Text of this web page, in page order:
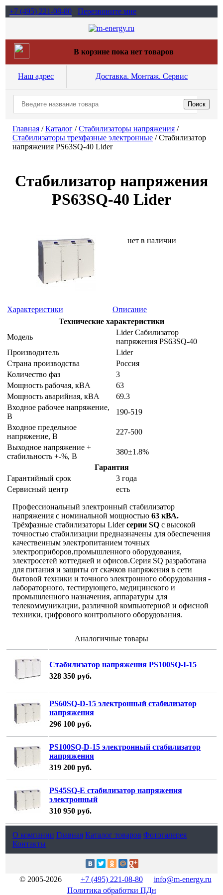
+7 (495) 221-08-80 Перезвоните мне
В корзине пока нет товаров
Наш адрес Доставка. Монтаж. Сервис
Главная /Каталог /Стабилизаторы напряжения /
Стабилизаторы трехфазные электронные /Стабилизатор
напряжения PS63SQ-40 Lider
Стабилизатор напряжения
PS63SQ-40 Lider
нет в наличии
Характеристики
Описание
Технические характеристики
Модель
Lider Сабилизатор
напряжения PS63SQ-40
Производитель
Lider
Страна производства
Россия
Количество фаз
3
Мощность рабочая, кВA
63
Мощность аварийная, кВA
69.3
Входное рабочее напряжение,
В
190-519
Входное предельное
напряжение, В
227-500
Выходное напряжение +
стабильность +-%, В
380±1.8%
Гарантия
Гарантийный срок
3 года
Сервисный центр
есть
Профессиональный электронный стабилизатор
напряжения с номинальной мощностью 63 кВА.
Трёхфазные стабилизаторы Liderсерии SQ с высокой
точностью стабилизации предназначены для обеспечения
качественным электропитанием точных
электроприборов,промышленного оборудования,
электросетей коттеджей и офисов.Серия SQ разработана
для питания и защиты от скачков напряжения в сети
бытовой техники и точного электронного оборудования -
лабораторного, тестирующего, медицинского и
промышленного назначения, аппаратуры для
телекоммуникации, различной компьютерной и офисной
техники, цифрового контрольного оборудования.
Аналогичные товары
Стабилизатор напряжения PS100SQ-I-15
328 350 руб.
PS60SQ-D-15 электронный стабилизатор
напряжения
296 100 руб.
PS100SQ-D-15 электронный стабилизатор
напряжения
319 200 руб.
PS45SQ-E стабилизатор напряжения
электронный
310 950 руб.
О компании Главная Каталог товаров Фотогалерея
Контакты
© 2005-2026 +7 (495) 221-08-80
info@m-energy.ru
Политика обработки ПДн